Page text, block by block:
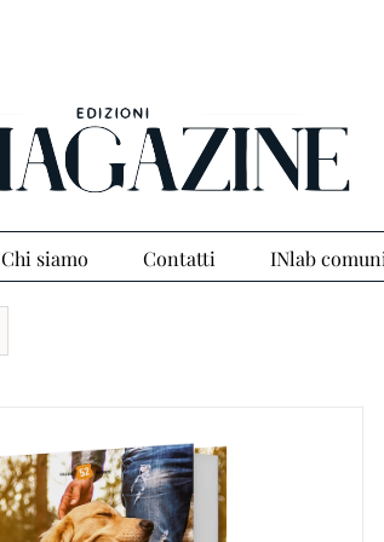
Chi siamo Contatti INlab